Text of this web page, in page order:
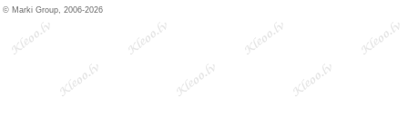
© Marki Group, 2006-2026